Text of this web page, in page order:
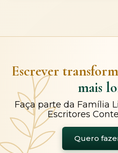
Escrever
mais
Faça parte da Família
Escritores
Quero